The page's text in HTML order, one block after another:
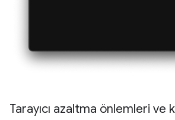
Tarayıcı azaltma önlemleri ve